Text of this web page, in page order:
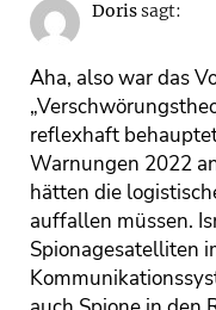
Dorissagt:
Aha, also war das
reflexhaft
Warnungen 2022
hätten die
auffallen müssen.
Spionagesatelliten